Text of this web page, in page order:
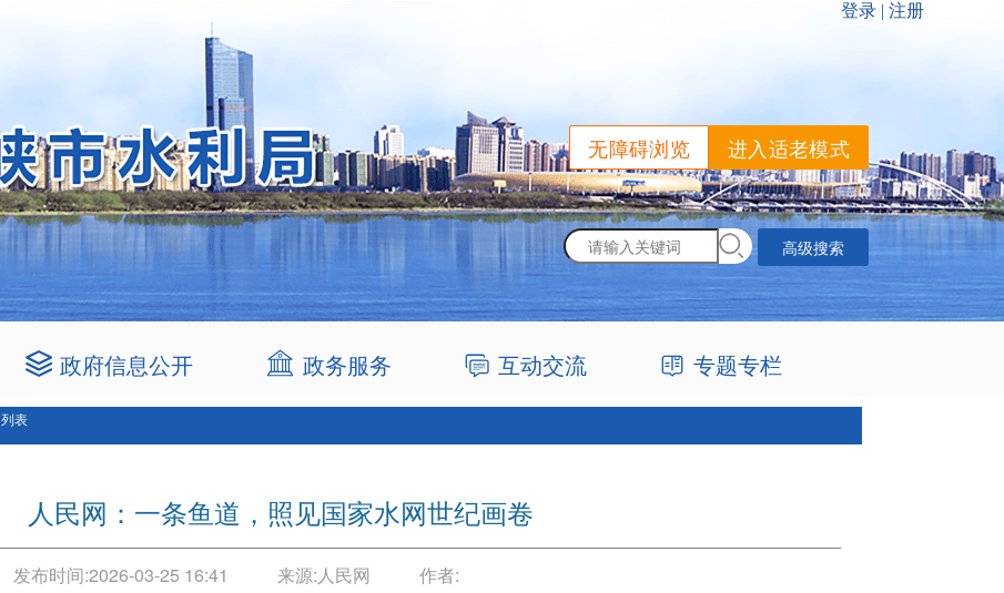
无障碍浏览 进入适老模式
高级搜索
政府信息公开 政务服务 互动交流 专题专栏
列表
人民网：一条鱼道，照见国家水网世纪画卷
发布时间:2026-03-25 16:41 来源:人民网 作者: